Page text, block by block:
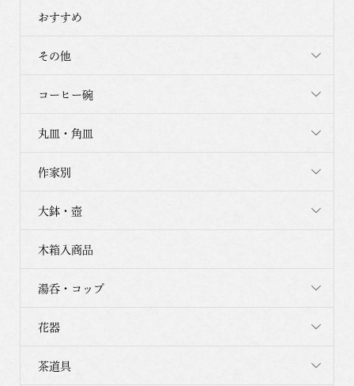
おすすめ
その他
コーヒー碗
丸皿・角皿
作家別
大鉢・壺
木箱入商品
湯呑・コップ
花器
茶道具